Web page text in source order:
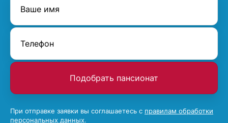
Подобрать пансионат
При отправке заявки вы соглашаетесь с правилам обработки
персональных данных.